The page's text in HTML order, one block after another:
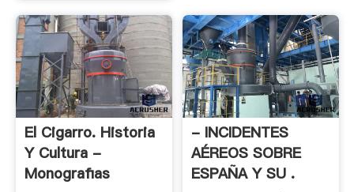
El Cigarro. Historia
Y Cultura -
Monografias
- INCIDENTES
AÉREOS SOBRE
ESPAÑA Y SU .